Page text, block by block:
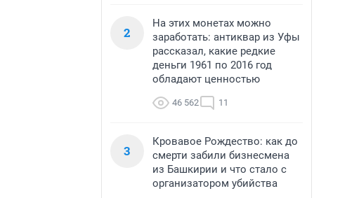
2
На этих монетах можно
заработать: антиквар из Уфы
рассказал, какие редкие
деньги 1961 по 2016 год
обладают ценностью
46 562 11
3
Кровавое Рождество: как до
смерти забили бизнесмена
из Башкирии и что стало с
организатором убийства